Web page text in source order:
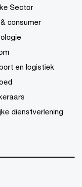
Sector
consumer
en logistiek
dienstverlening